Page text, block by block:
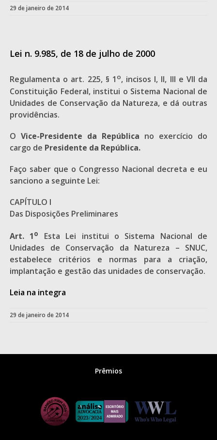
29 de janeiro de 2014
Lei n. 9.985, de 18 de julho de 2000
Regulamenta o art. 225, § 1 o, incisos I, II, III e VII da
Constituição Federal, institui o Sistema Nacional de
Unidades de Conservação da Natureza, e dá outras
providências.
O Vice-Presidente da República no exercício do
cargo de Presidente da República.
Faço saber que o Congresso Nacional decreta e eu
sanciono a seguinte Lei:
CAPÍTULO I
Das Disposições Preliminares
Art. 1o
Esta Lei institui o Sistema Nacional de
Unidades de Conservação da Natureza – SNUC,
estabelece critérios e normas para a criação,
implantação e gestão das unidades de conservação.
Leia na integra
29 de janeiro de 2014
Prêmios